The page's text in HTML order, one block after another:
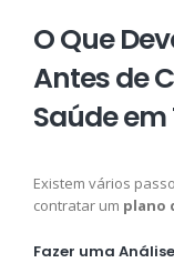
O Que
Antes de
Saúde
Existem vários
contratar um plano
Fazer uma